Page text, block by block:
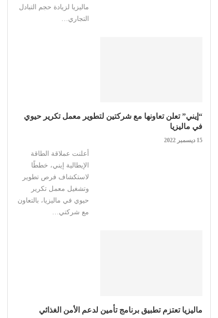
ماليزيا لزيادة حجم التبادل
التجاري…
“إيني” تعلن تعاونها مع شركتين لتطوير معمل تكرير حيوي
في ماليزيا
15 ديسمبر 2022
أعلنت عملاقة الطاقة
الإيطالية إيني، خططًا
لاستكشاف فرص تطوير
وتشغيل معمل تكرير
حيوي في ماليزيا، بالتعاون
مع شركتي…
ماليزيا تعتزم تطبيق برنامج تأمين لدعم الأمن الغذائي